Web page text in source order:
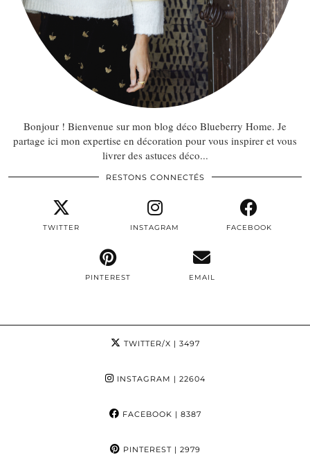
Bonjour ! Bienvenue sur mon blog déco Blueberry Home. Je
partage ici mon expertise en décoration pour vous inspirer et vous
livrer des astuces déco...
RESTONS CONNECTÉS
TWITTER INSTAGRAM FACEBOOK
PINTEREST EMAIL
TWITTER/X | 3497
INSTAGRAM | 22604
FACEBOOK | 8387
PINTEREST| 2979